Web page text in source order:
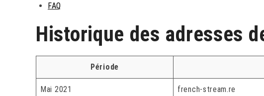
FAQ
Historique des adresses
Période
Mai 2021 french-stream.re